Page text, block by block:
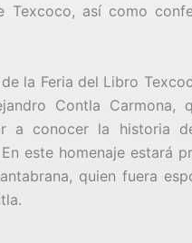
Texcoco, así como
la Feria del Libro
Contla
a conocer la historia
este homenaje estará
quien fuera